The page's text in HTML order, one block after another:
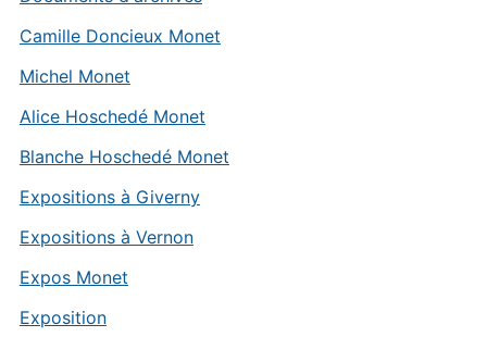
Camille Doncieux Monet
Michel Monet
Alice Hoschedé Monet
Blanche Hoschedé Monet
Expositions à Giverny
Expositions à Vernon
Expos Monet
Exposition